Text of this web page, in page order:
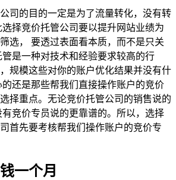
司的目的一定是为了流量转化，没有转
择竞价托管公司要以提升网站业绩为
选， 要透过表面看本质，而不是只关
是一种对技术和经验要求较高的行
规模这些对你的账户优化结果并没有什
还是那些帮我们直接操作账户的竞价
择重点。无论竞价托管公司的销售说的
竞价专员说的更靠谱的。所以，选择
首先要考核帮我们操作账户的竞价专
一个月